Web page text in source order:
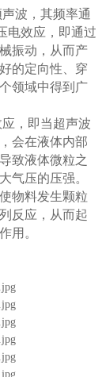
波，其频率通
电效应，即通过
振动，从而产
的定向性、穿
领域中得到广
，即当超声波
会在液体内部
致液体微粒之
气压的压强。
物料发生颗粒
反应，从而起
用。